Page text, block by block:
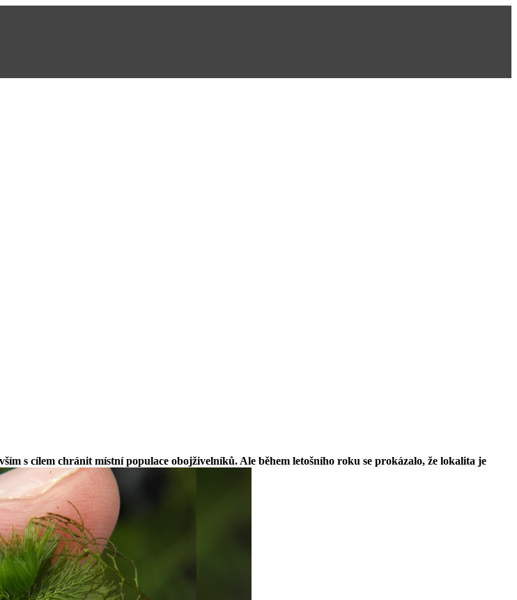
s cílem chránit místní populace obojživelníků. Ale během letošního roku se prokázalo, že lokalita je